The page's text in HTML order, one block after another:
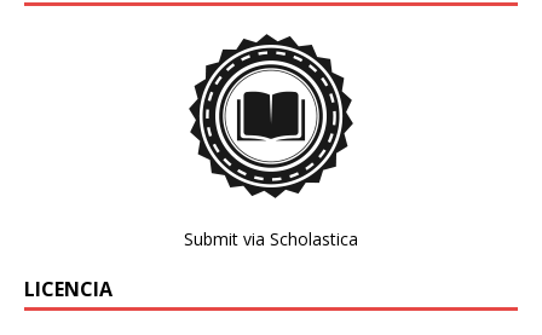
Submit via Scholastica
LICENCIA